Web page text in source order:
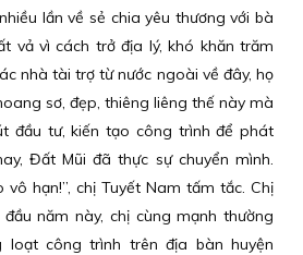
lần về sẻ chia yêu thương với bà
vả vì cách trở địa lý, khó khăn trăm
nhà tài trợ từ nước ngoài về đây, họ
sơ, đẹp, thiêng liêng thế này mà
đầu tư, kiến tạo công trình để phát
Đất Mũi đã thực sự chuyển mình.
vô hạn!”, chị Tuyết Nam tấm tắc. Chị
năm này, chị cùng mạnh thường
loạt công trình trên địa bàn huyện